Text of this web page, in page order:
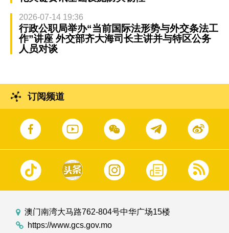
2026-07-14 19:36
行政公职局举办“当前国际法形势与外交条法工
作”讲座 外交部齐大海司长主讲并与特区公务
人员对谈
订阅频道
澳门南湾大马路762-804号中华广场15楼
https://www.gcs.gov.mo